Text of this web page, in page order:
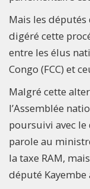
Mais les députés
digéré cette
entre les élus
Congo (FCC) et
Malgré cette
l’Assemblée
poursuivi avec le
parole au
la taxe RAM,
député Kayembe